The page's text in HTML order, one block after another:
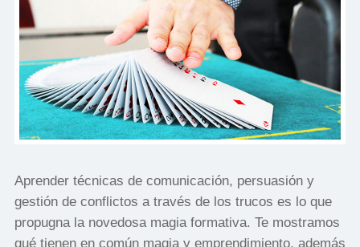
Aprender técnicas de comunicación, persuasión y
gestión de conflictos a través de los trucos es lo que
propugna la novedosa magia formativa. Te mostramos
qué tienen en común magia y emprendimiento, además